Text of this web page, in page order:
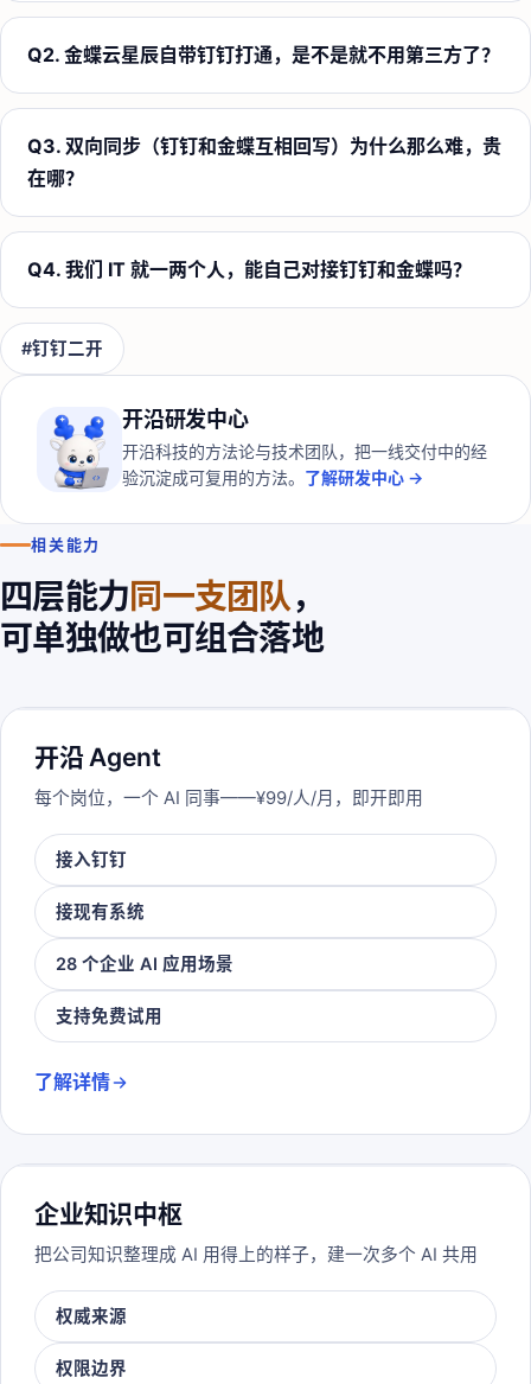
Q2. 金蝶云星辰自带钉钉打通，是不是就不用第三方了？
Q3. 双向同步（钉钉和金蝶互相回写）为什么那么难，贵
在哪？
Q4. 我们 IT 就一两个人，能自己对接钉钉和金蝶吗？
#钉钉二开
开沿研发中心
开沿科技的方法论与技术团队，把一线交付中的经
验沉淀成可复用的方法。 了解研发中心 →
相关能力
四层能力同一支团队，
可单独做也可组合落地
开沿 Agent
每个岗位，一个 AI 同事——¥99/人/月，即开即用
接入钉钉
接现有系统
28 个企业 AI 应用场景
支持免费试用
了解详情
企业知识中枢
把公司知识整理成 AI 用得上的样子，建一次多个 AI 共用
权威来源
权限边界